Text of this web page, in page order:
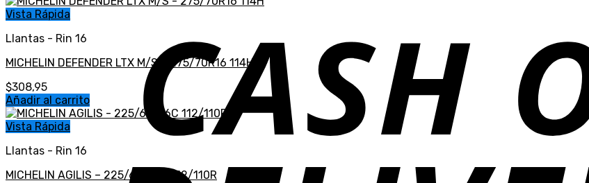
Vista Rápida
Llantas - Rin 16
MICHELIN DEFENDER LTX M/S – 275/70R16 114H
$308,95
Añadir al carrito
Vista Rápida
Llantas - Rin 16
MICHELIN AGILIS – 225/65R16C 112/110R